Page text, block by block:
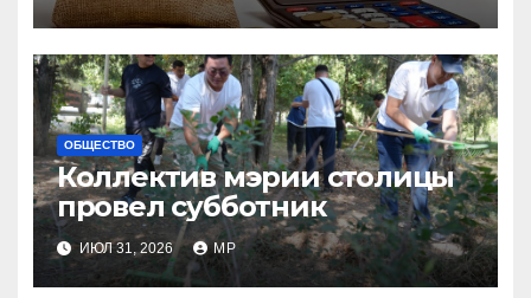
ОБЩЕСТВО
Коллектив мэрии столицы
провел субботник
ИЮЛ 31, 2026 MP